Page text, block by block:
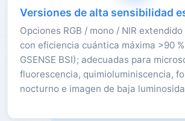
Versiones de alta sensibilidad
Opciones RGB / mono / NIR
con eficiencia cuántica máxima >90
GSENSE BSI); adecuadas para
fluorescencia, quimioluminiscencia,
nocturno e imagen de baja